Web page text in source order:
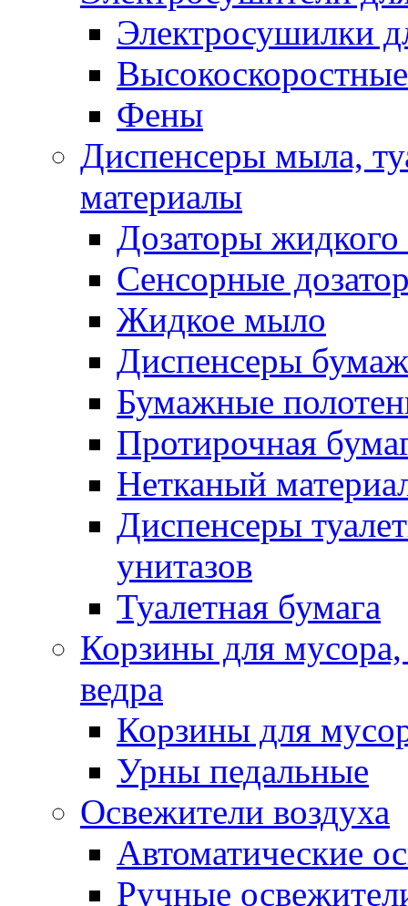
Электросушилки
Фены
Диспенсеры мыла,
материалы
Дозаторы
Сенсорные
Жидкое мыло
Диспенсеры
Бумажные
Протирочная
Нетканый
Диспенсеры
унитазов
Туалетная бумага
Корзины для
ведра
Корзины для
Урны педальные
Освежители воздуха
Автоматические
Ручные